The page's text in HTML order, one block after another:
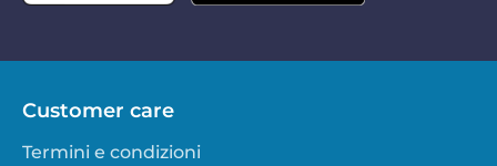
Customer care
Termini e condizioni